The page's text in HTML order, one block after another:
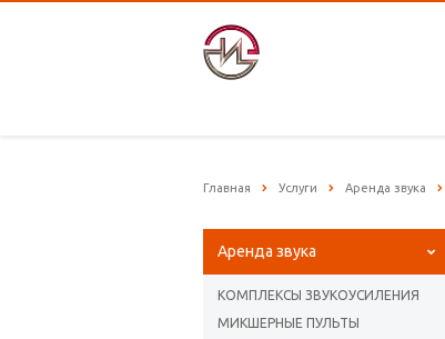
Главная Услуги Аренда звука
Аренда звука
КОМПЛЕКСЫ ЗВУКОУСИЛЕНИЯ
МИКШЕРНЫЕ ПУЛЬТЫ